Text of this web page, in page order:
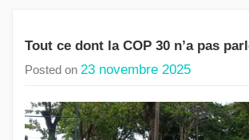
Tout ce dont la COP 30 n’a pas
Posted on 23 novembre 2025